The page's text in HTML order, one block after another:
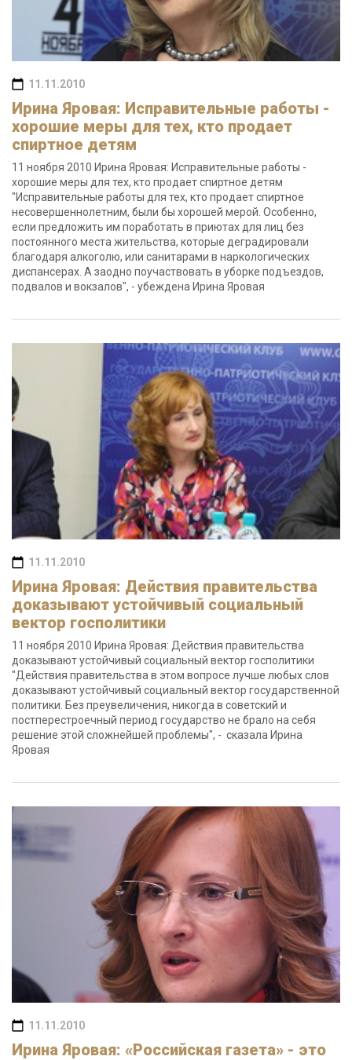
11.11.2010
Ирина Яровая: Исправительные работы -
хорошие меры для тех, кто продает
спиртное детям
11 ноября 2010 Ирина Яровая: Исправительные работы -
хорошие меры для тех, кто продает спиртное детям
"Исправительные работы для тех, кто продает спиртное
несовершеннолетним, были бы хорошей мерой. Особенно,
если предложить им поработать в приютах для лиц без
постоянного места жительства, которые деградировали
благодаря алкоголю, или санитарами в наркологических
диспансерах. А заодно поучаствовать в уборке подъездов,
подвалов и вокзалов", - убеждена Ирина Яровая
11.11.2010
Ирина Яровая: Действия правительства
доказывают устойчивый социальный
вектор госполитики
11 ноября 2010 Ирина Яровая: Действия правительства
доказывают устойчивый социальный вектор госполитики
"Действия правительства в этом вопросе лучше любых слов
доказывают устойчивый социальный вектор государственной
политики. Без преувеличения, никогда в советский и
постперестроечный период государство не брало на себя
решение этой сложнейшей проблемы", - сказала Ирина
Яровая
11.11.2010
Ирина Яровая: «Российская газета» - это